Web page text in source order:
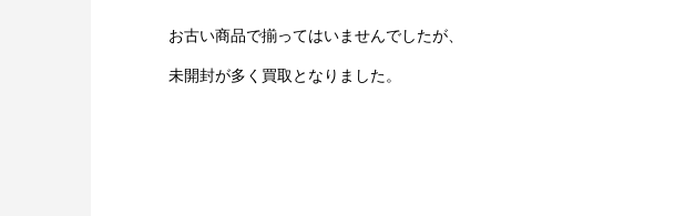
お古い商品で揃ってはいませんでしたが、
未開封が多く買取となりました。